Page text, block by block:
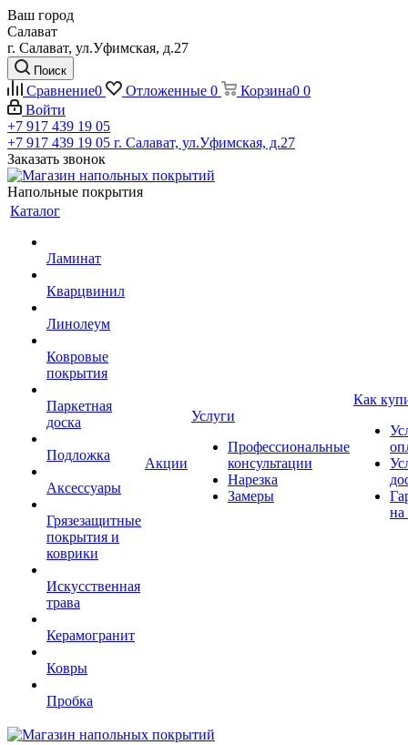
Ваш город
Салават
г. Салават, ул.Уфимская, д.27
Поиск
Сравнение0 Отложенные 0 Корзина0 0
Войти
+7 917 439 19 05
+7 917 439 19 05 г. Салават, ул.Уфимская, д.27
Заказать звонок
Напольные покрытия
Каталог
Ламинат
Кварцвинил
Линолеум
Ковровые
покрытия
Паркетная
доска
Подложка
Аксессуары
Грязезащитные
покрытия и
коврики
Искусственная
трава
Керамогранит
Ковры
Пробка
Акции
Услуги
Профессиональные
консультации
Нарезка
Замеры
Как
на